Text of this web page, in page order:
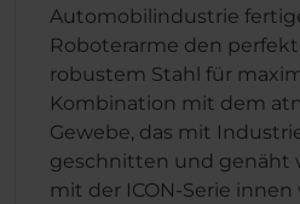
Automobilindustrie
Roboterarme den
robustem Stahl für
Kombination mit dem
Gewebe, das mit
geschnitten und genäht
mit der ICON-Serie